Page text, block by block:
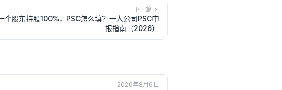
下一篇
个股东持股100%，PSC怎么填？一人公司PSC申
报指南（2026）
2026年8月6日